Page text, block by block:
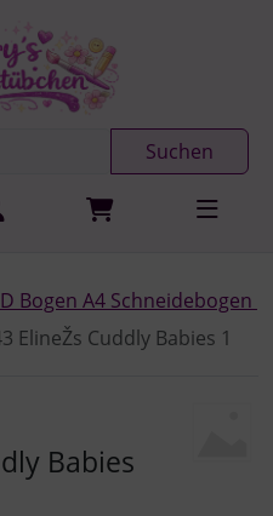
Suchen
Bogen A4 Schneidebogen
ElineŽs Cuddly Babies 1
Babies